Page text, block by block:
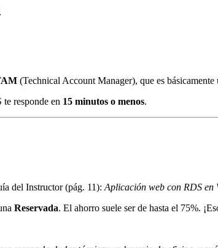
(Technical Account Manager), que es
responde en 15 minutos o menos.
del Instructor (pág. 11): Aplicación web con RDS en
Reservada. El ahorro suele ser de hasta el 75%.